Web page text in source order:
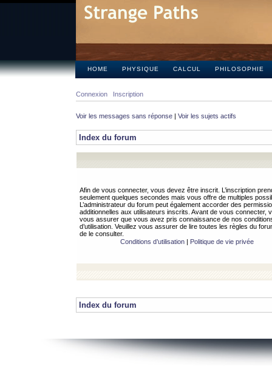
HOME PHYSIQUE CALCUL PHILOSOPHIE
Connexion Inscription
Voir les messages sans réponse | Voir les sujets actifs
Index du forum
Afin de vous connecter, vous devez être inscrit. L’inscription
seulement quelques secondes mais vous offre de multiples
L’administrateur du forum peut également accorder des
additionnelles aux utilisateurs inscrits. Avant de vous connecter,
vous assurer que vous avez pris connaissance de nos
d’utilisation. Veuillez vous assurer de lire toutes les règles du
de le consulter.
Conditions d’utilisation| Politique de vie privée
Index du forum